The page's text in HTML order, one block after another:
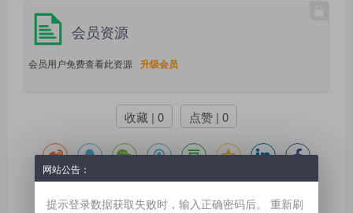
会员资源
会员用户免费查看此资源 升级会员
收藏 | 0 点赞 | 0
网站公告：
提示登录数据获取失败时，输入正确密码后。 重新刷